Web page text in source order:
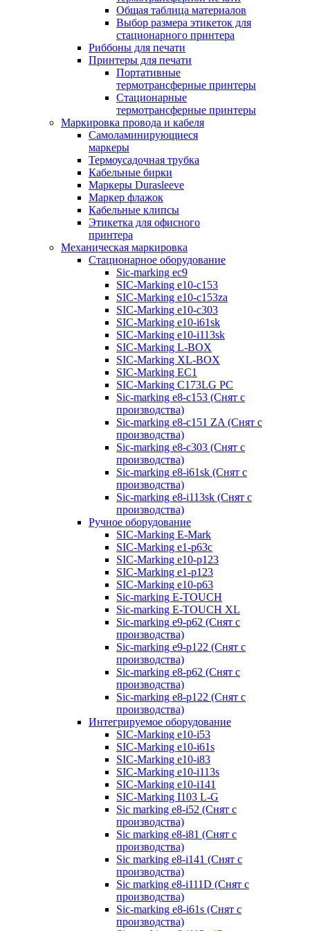
Общая таблица материалов
Выбор размера этикеток для
стационарного принтера
Риббоны для печати
Принтеры для печати
Портативные
термотрансферные принтеры
Стационарные
термотрансферные принтеры
Маркировка провода и кабеля
Самоламинирующиеся
маркеры
Термоусадочная трубка
Кабельные бирки
Маркеры Durasleeve
Маркер флажок
Кабельные клипсы
Этикетка для офисного
принтера
Механическая маркировка
Стационарное оборудование
Sic-marking ec9
SIC-Marking e10-c153
SIC-Marking e10-c153za
SIC-Marking e10-c303
SIC-Marking e10-i61sk
SIC-Marking e10-i113sk
SIC-Marking L-BOX
SIC-Marking XL-BOX
SIC-Marking EC1
SIC-Marking C173LG PC
Sic-marking e8-c153 (Снят с
производства)
Sic-marking e8-c151 ZA (Снят с
производства)
Sic-marking e8-c303 (Снят с
производства)
Sic-marking e8-i61sk (Снят с
производства)
Sic-marking e8-i113sk (Снят с
производства)
Ручное оборудование
SIC-Marking E-Mark
SIC-Marking e1-p63с
SIC-Marking e10-p123
SIC-Marking e1-p123
SIC-Marking e10-p63
Sic-marking E-TOUCH
Sic-marking E-TOUCH XL
Sic-marking e9-p62 (Снят с
производства)
Sic-marking e9-p122 (Снят с
производства)
Sic-marking e8-p62 (Снят с
производства)
Sic-marking e8-p122 (Снят с
производства)
Интегрируемое оборудование
SIC-Marking e10-i53
SIC-Marking e10-i61s
SIC-Marking e10-i83
SIC-Marking e10-i113s
SIC-Marking e10-i141
SIC-Marking I103 L-G
Sic marking e8-i52 (Снят с
производства)
Sic marking e8-i81 (Снят с
производства)
Sic marking e8-i141 (Снят с
производства)
Sic marking e8-i111D (Снят с
производства)
Sic-marking e8-i61s (Снят с
производства)